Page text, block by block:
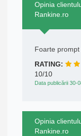
Opinia
Rankine.ro
Foarte prompt
RATING:
10/10
Data publicării 30-
Opinia
Rankine.ro